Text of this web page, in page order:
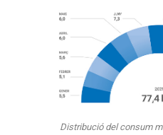
Distribució del consum